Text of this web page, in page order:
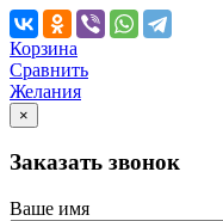
Корзина
Сравнить
Желания
×
Заказать звонок
Ваше имя